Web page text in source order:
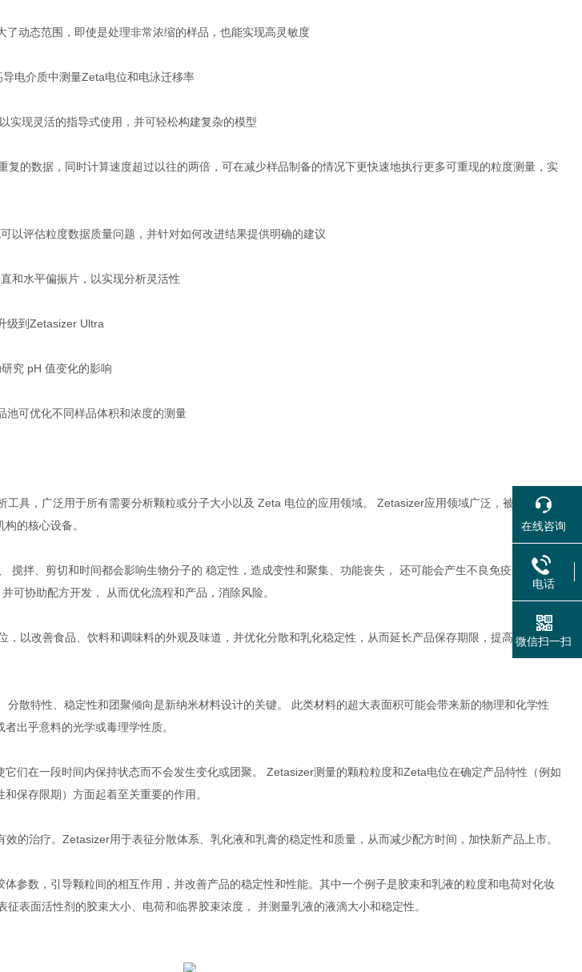
了动态范围，即使是处理非常浓缩的样品，也能实现高灵敏度
电介质中测量Zeta电位和电泳迁移率
实现灵活的指导式使用，并可轻松构建复杂的模型
复的数据，同时计算速度超过以往的两倍，可在减少样品制备的情况下更快速地执行更多可重现的粒度测量，实
以评估粒度数据质量问题，并针对如何改进结果提供明确的建议
和水平偏振片，以实现分析灵活性
级到Zetasizer Ultra
究 pH 值变化的影响
池可优化不同样品体积和浓度的测量
具，广泛用于所有需要分析颗粒或分子大小以及 Zeta 电位的应用领域。 Zetasizer应用领域广泛，被科学文献
的核心设备。
搅拌、剪切和时间都会影响生物分子的 稳定性，造成变性和聚集、功能丧失， 还可能会产生不良免疫反应。Zet
可协助配方开发， 从而优化流程和产品，消除风险。
，以改善食品、饮料和调味料的外观及味道，并优化分散和乳化稳定性，从而延长产品保存期限，提高产品性
分散特性、稳定性和团聚倾向是新纳米材料设计的关键。 此类材料的超大表面积可能会带来新的物理和化学性
出乎意料的光学或毒理学性质。
们在一段时间内保持状态而不会发生变化或团聚。 Zetasizer测量的颗粒粒度和Zeta电位在确定产品特性（例如
保存限期）方面起着至关重要的作用。
的治疗。Zetasizer用于表征分散体系、乳化液和乳膏的稳定性和质量，从而减少配方时间，加快新产品上市。
参数，引导颗粒间的相互作用，并改善产品的稳定性和性能。其中一个例子是胶束和乳液的粒度和电荷对化妆
表面活性剂的胶束大小、电荷和临界胶束浓度， 并测量乳液的液滴大小和稳定性。
在线咨询
电话
微信扫一扫